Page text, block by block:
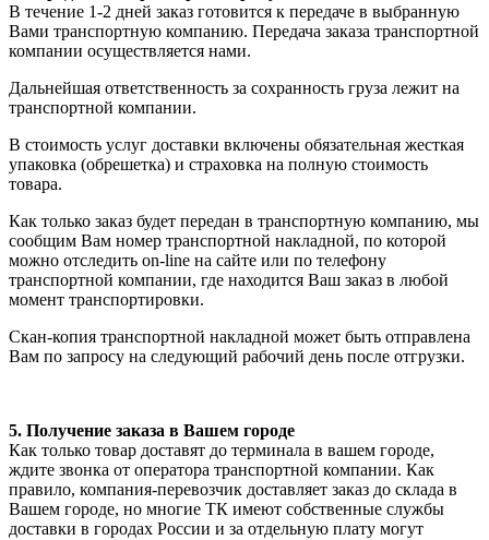
В течение 1-2 дней заказ готовится к передаче в выбранную
Вами транспортную компанию. Передача заказа транспортной
компании осуществляется нами.
Дальнейшая ответственность за сохранность груза лежит на
транспортной компании.
В стоимость услуг доставки включены обязательная жесткая
упаковка (обрешетка) и страховка на полную стоимость
товара.
Как только заказ будет передан в транспортную компанию, мы
сообщим Вам номер транспортной накладной, по которой
можно отследить on-line на сайте или по телефону
транспортной компании, где находится Ваш заказ в любой
момент транспортировки.
Скан-копия транспортной накладной может быть отправлена
Вам по запросу на следующий рабочий день после отгрузки.
5. Получение заказа в Вашем городе
Как только товар доставят до терминала в вашем городе,
ждите звонка от оператора транспортной компании. Как
правило, компания-перевозчик доставляет заказ до склада в
Вашем городе, но многие ТК имеют собственные службы
доставки в городах России и за отдельную плату могут